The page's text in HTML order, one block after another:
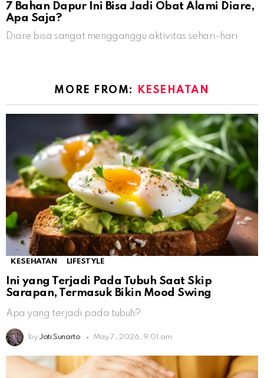
7 Bahan Dapur Ini Bisa Jadi Obat Alami Diare,
Apa Saja?
Diare bisa sangat mengganggu aktivitas sehari-hari
MORE FROM: KESEHATAN
KESEHATAN LIFESTYLE
Ini yang Terjadi Pada Tubuh Saat Skip
Sarapan, Termasuk Bikin Mood Swing
Apa yang terjadi pada tubuh?
by Jati Sunarto May 7, 2026, 9:01 am